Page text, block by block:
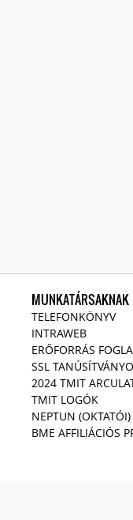
MUNKATÁRSAKNAK
TELEFONKÖNYV
INTRAWEB
ERŐFORRÁS
SSL
2024 TMIT
TMIT LOGÓK
NEPTUN (OKTATÓI)
BME AFFILIÁCIÓS